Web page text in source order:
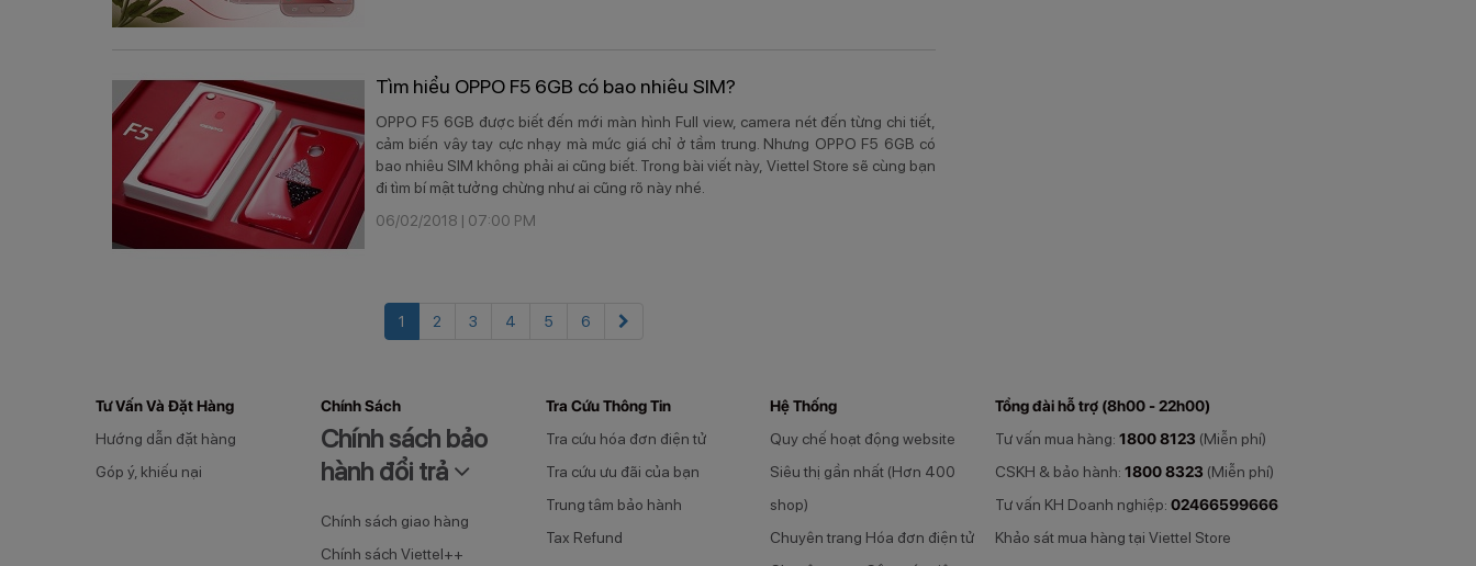
Tìm hiểu OPPO F5 6GB có bao nhiêu SIM?
​OPPO F5 6GB được biết đến mới màn hình Full view, camera nét đến từng chi tiết,
cảm biến vây tay cực nhạy mà mức giá chỉ ở tầm trung. Nhưng OPPO F5 6GB có
bao nhiêu SIM không phải ai cũng biết. Trong bài viết này, Viettel Store sẽ cùng bạn
đi tìm bí mật tưởng chừng như ai cũng rõ này nhé.​
06/02/2018 | 07:00 PM
1 (current)
2 3 4 5 6
Tư Vấn Và Đặt Hàng
Hướng dẫn đặt hàng
Góp ý, khiếu nại
Chính Sách
Chính sách bảo
hành đổi trả
Chính sách giao hàng
Chính sách Viettel++
Tra Cứu Thông Tin
Tra cứu hóa đơn điện tử
Tra cứu ưu đãi của bạn
Trung tâm bảo hành
Tax Refund
Hệ Thống
Quy chế hoạt động website
Siêu thị gần nhất (Hơn 400
shop)
Chuyên trang Hóa đơn điện tử
Tổng đài hỗ trợ (8h00 - 22h00)
Tư vấn mua hàng: 1800 8123 (Miễn phí)
CSKH & bảo hành: 1800 8323 (Miễn phí)
Tư vấn KH Doanh nghiệp: 02466599666
Khảo sát mua hàng tại Viettel Store